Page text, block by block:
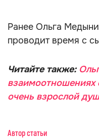
Ранее Ольга
проводит время с
Читайте также:
взаимоотношениях
очень взрослой
Автор статьи